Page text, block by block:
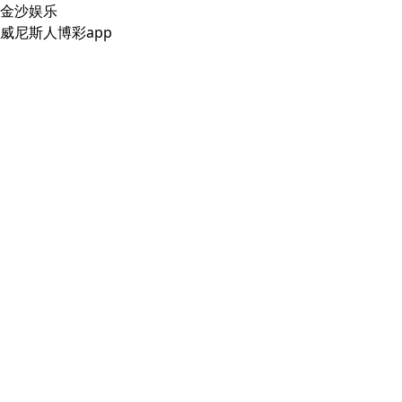
金沙娱乐
威尼斯人博彩app